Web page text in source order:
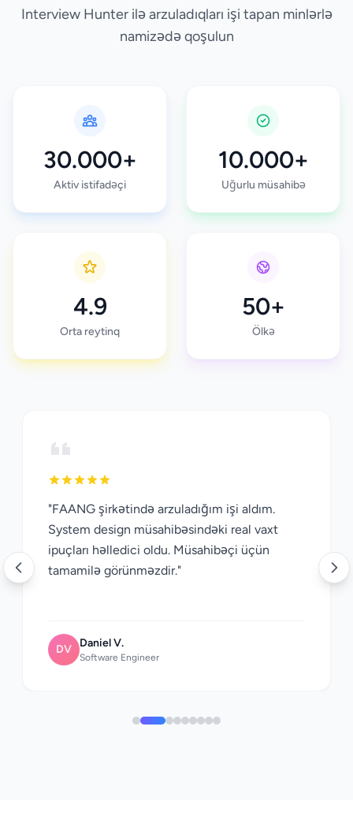
Interview Hunter ilə arzuladıqları işi tapan minlərlə
namizədə qoşulun
30.000+
Aktiv istifadəçi
10.000+
Uğurlu müsahibə
4.9
Orta reytinq
50+
Ölkə
"FAANG şirkətində arzuladığım işi aldım.
System design müsahibəsindəki real vaxt
ipuçları həlledici oldu. Müsahibəçi üçün
tamamilə görünməzdir."
DV Daniel V.
Software Engineer